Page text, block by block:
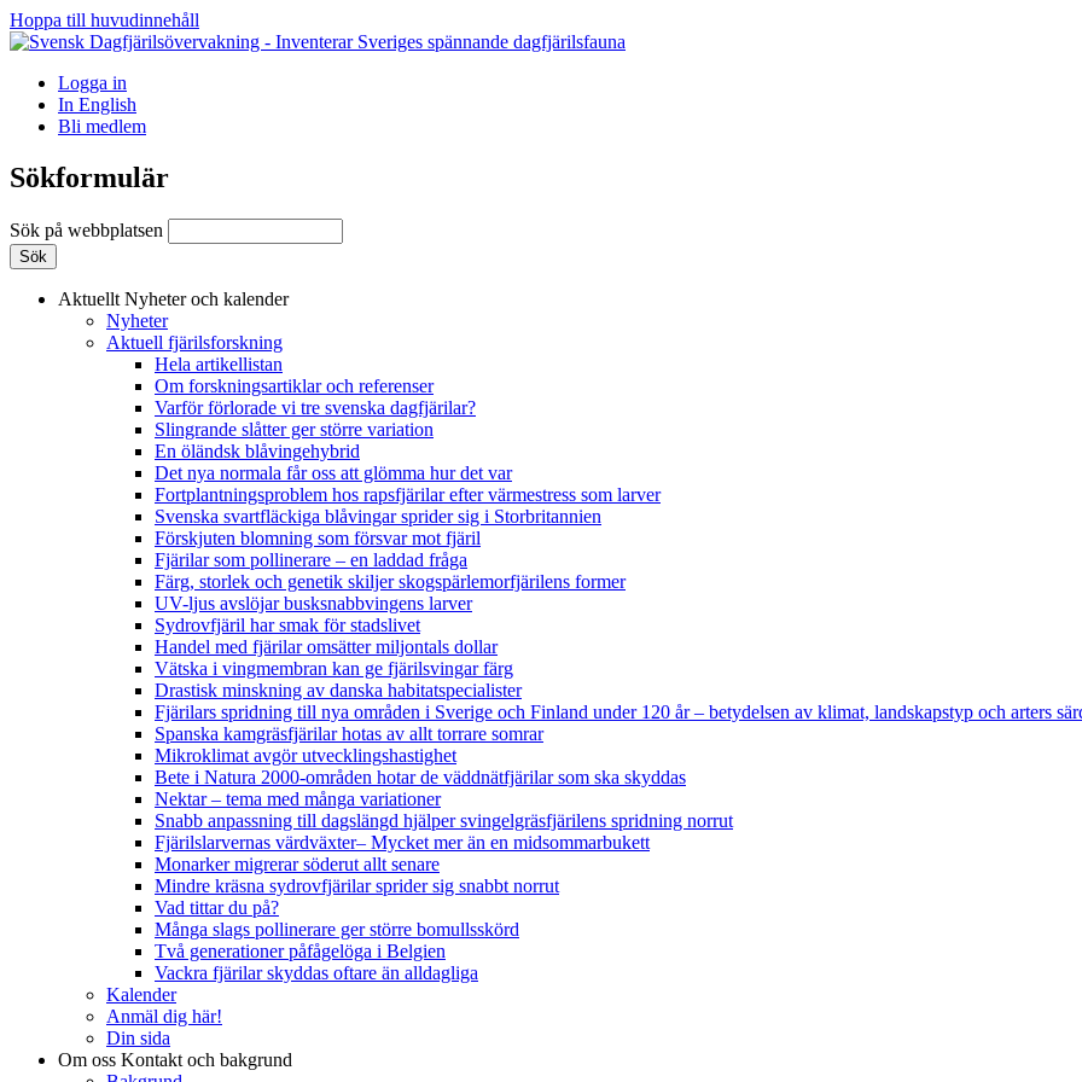
Hoppa till huvudinnehåll
Logga in
In English
Bli medlem
Sökformulär
Sök på webbplatsen
Aktuellt Nyheter och kalender
Nyheter
Aktuell fjärilsforskning
Hela artikellistan
Om forskningsartiklar och referenser
Varför förlorade vi tre svenska dagfjärilar?
Slingrande slåtter ger större variation
En öländsk blåvingehybrid
Det nya normala får oss att glömma hur det var
Fortplantningsproblem hos rapsfjärilar efter värmestress som larver
Svenska svartfläckiga blåvingar sprider sig i Storbritannien
Förskjuten blomning som försvar mot fjäril
Fjärilar som pollinerare – en laddad fråga
Färg, storlek och genetik skiljer skogspärlemorfjärilens former
UV-ljus avslöjar busksnabbvingens larver
Sydrovfjäril har smak för stadslivet
Handel med fjärilar omsätter miljontals dollar
Vätska i vingmembran kan ge fjärilsvingar färg
Drastisk minskning av danska habitatspecialister
Fjärilars spridning till nya områden i Sverige och Finland under 120 år– betydelsen av klimat, landskapstyp och arters
Spanska kamgräsfjärilar hotas av allt torrare somrar
Mikroklimat avgör utvecklingshastighet
Bete i Natura 2000-områden hotar de väddnätfjärilar som ska skyddas
Nektar – tema med många variationer
Snabb anpassning till dagslängd hjälper svingelgräsfjärilens spridning norrut
Fjärilslarvernas värdväxter– Mycket mer än en midsommarbukett
Monarker migrerar söderut allt senare
Mindre kräsna sydrovfjärilar sprider sig snabbt norrut
Vad tittar du på?
Många slags pollinerare ger större bomullsskörd
Två generationer påfågelöga i Belgien
Vackra fjärilar skyddas oftare än alldagliga
Kalender
Anmäl dig här!
Din sida
Om oss Kontakt och bakgrund